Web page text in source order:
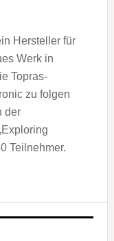
Hersteller für
Werk in
Topras-
zu folgen
der
Teilnehmer.